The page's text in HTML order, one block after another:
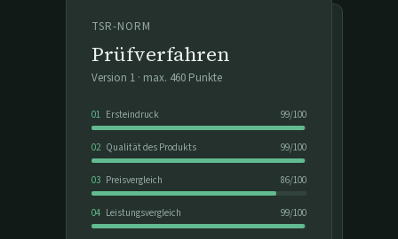
TSR-NORM
Prüfverfahren
Version 1 · max. 460 Punkte
01 Ersteindruck 99/100
02 Qualität des Produkts 99/100
03 Preisvergleich 86/100
04 Leistungsvergleich 99/100